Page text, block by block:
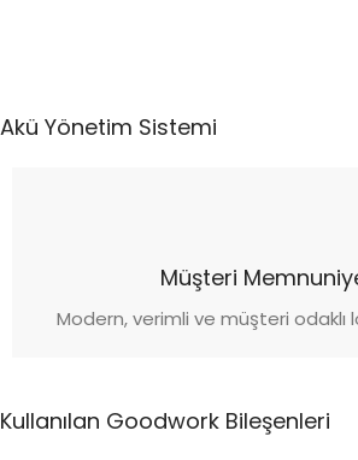
Akü Yönetim Sistemi
Müşteri
Modern, verimli ve müşteri odaklı
Kullanılan Goodwork Bileşenleri